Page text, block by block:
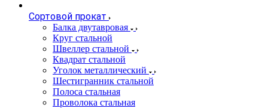
Сортовой прокат
Балка двутавровая
Круг стальной
Швеллер стальной
Квадрат стальной
Уголок металлический
Шестигранник стальной
Полоса стальная
Проволока стальная